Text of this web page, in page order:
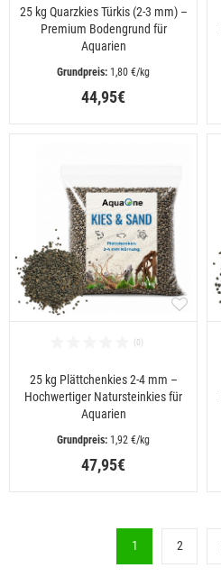
25 kg Quarzkies Türkis (2-3 mm) –
Premium Bodengrund für
Aquarien
1,80 €/kg
44,95€
25 kg Plättchenkies 2-4 mm –
Hochwertiger Natursteinkies für
Aquarien
1,92 €/kg
47,95€
1 2